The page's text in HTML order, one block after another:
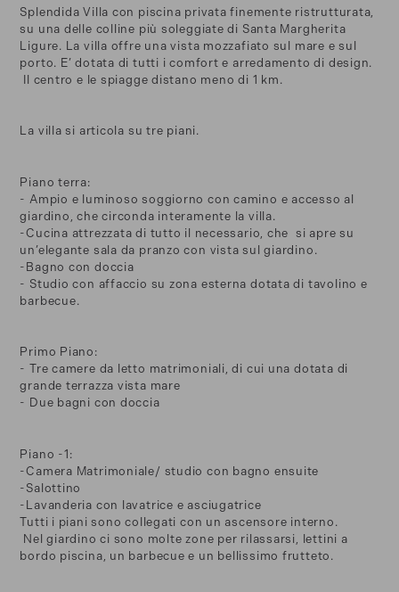
Splendida Villa con piscina privata finemente ristrutturata,
su una delle colline più soleggiate di Santa Margherita
Ligure. La villa offre una vista mozzafiato sul mare e sul
porto. E’ dotata di tutti i comfort e arredamento di design.
Il centro e le spiagge distano meno di 1 km.
La villa si articola su tre piani.
Piano terra:
- Ampio e luminoso soggiorno con camino e accesso al
giardino, che circonda interamente la villa.
-Cucina attrezzata di tutto il necessario, che si apre su
un’elegante sala da pranzo con vista sul giardino.
-Bagno con doccia
- Studio con affaccio su zona esterna dotata di tavolino e
barbecue.
Primo Piano:
- Tre camere da letto matrimoniali, di cui una dotata di
grande terrazza vista mare
- Due bagni con doccia
Piano -1:
-Camera Matrimoniale/ studio con bagno ensuite
-Salottino
-Lavanderia con lavatrice e asciugatrice
Tutti i piani sono collegati con un ascensore interno.
Nel giardino ci sono molte zone per rilassarsi, lettini a
bordo piscina, un barbecue e un bellissimo frutteto.